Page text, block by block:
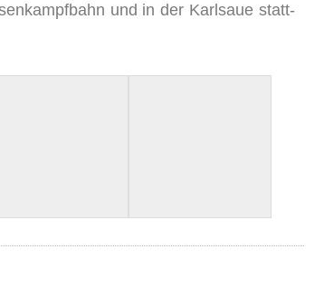
und in der Karl­saue statt­